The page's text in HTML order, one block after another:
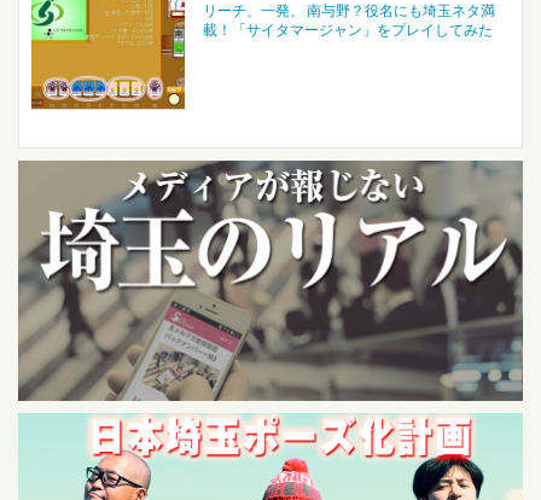
リーチ、一発、 南与野？役名にも埼玉ネタ満
載！「サイタマージャン」をプレイしてみた